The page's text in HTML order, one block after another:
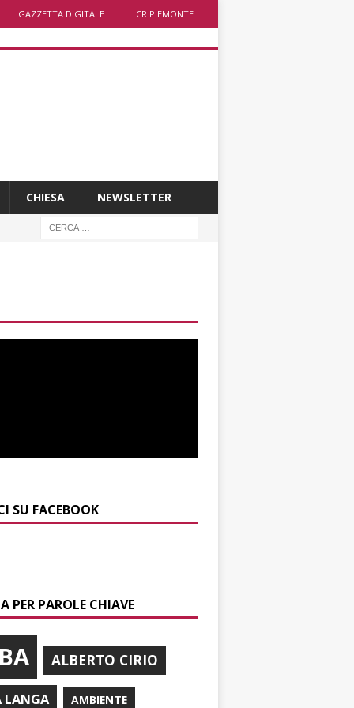
GAZZETTA DIGITALE CR PIEMONTE
CHIESA NEWSLETTER
SU FACEBOOK
PER PAROLE CHIAVE
ALBERTO CIRIO
LANGA AMBIENTE